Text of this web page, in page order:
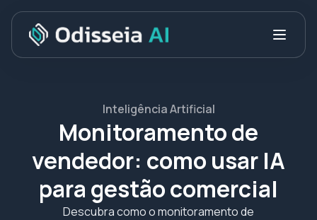
Inteligência Artificial
Monitoramento de
vendedor: como usar IA
para gestão comercial
Descubra como o monitoramento de